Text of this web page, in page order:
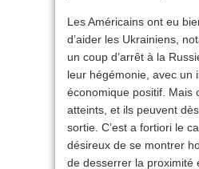
Les Américains ont eu
d’aider les Ukrainiens,
un coup d’arrêt à la
leur hégémonie, avec un
économique positif. Mais
atteints, et ils peuvent
sortie. C’est a fortiori le
désireux de se montrer
de desserrer la proximité